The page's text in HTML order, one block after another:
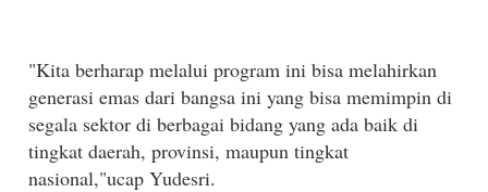
"Kita berharap melalui program ini bisa melahirkan
generasi emas dari bangsa ini yang bisa memimpin di
segala sektor di berbagai bidang yang ada baik di
tingkat daerah, provinsi, maupun tingkat
nasional,"ucap Yudesri.